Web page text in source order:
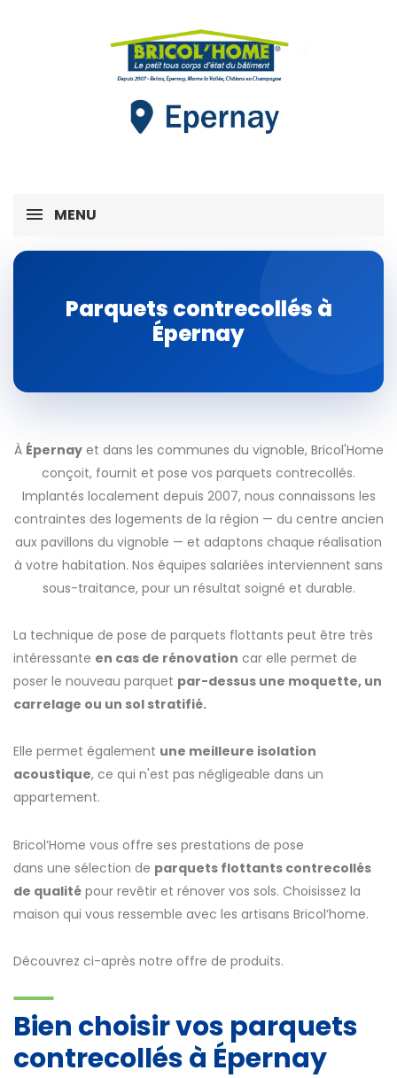
MENU
Parquets contrecollés à
Épernay
À Épernayet dans les communes du vignoble, Bricol'Home
conçoit, fournit et pose vos parquets contrecollés.
Implantés localement depuis 2007, nous connaissons les
contraintes des logements de la région — du centre ancien
aux pavillons du vignoble — et adaptons chaque réalisation
à votre habitation. Nos équipes salariées interviennent sans
sous-traitance, pour un résultat soigné et durable.
La technique de pose de parquets flottants peut être très
intéressante en cas de rénovation car elle permet de
poser le nouveau parquet par-dessus une moquette, un
carrelage ou un sol stratifié.
Elle permet également une meilleure isolation
acoustique, ce qui n'est pas négligeable dans un
appartement.
Bricol’Home vous offre ses prestations de pose
dans une sélection de parquets flottants contrecollés
de qualité pour revêtir et rénover vos sols. Choisissez la
maison qui vous ressemble avec les artisans Bricol’home.
Découvrez ci-après notre offre de produits.
Bien choisir vos parquets
contrecollés à Épernay